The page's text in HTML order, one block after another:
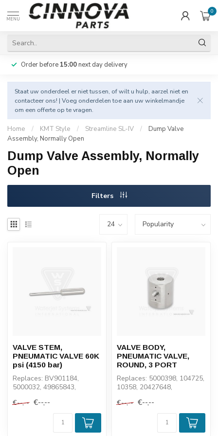
MENU
0
Order before 15:00next day delivery
Staat uw onderdeel er niet tussen, of wilt u hulp, aarzel niet en
contacteer ons! | Voeg onderdelen toe aan uw winkelmandje
om een offerte op te vragen.
Home / KMT Style / Streamline SL-IV /
Dump Valve
Assembly, Normally Open
Dump Valve Assembly, Normally
Open
Filters
VALVE STEM,
PNEUMATIC VALVE 60K
psi (4150 bar)
Replaces: BV901184,
5000032, 49865843,
€--,-- €--,--
VALVE BODY,
PNEUMATIC VALVE,
ROUND, 3 PORT
Replaces: 5000398, 104725,
10358, 20427648,
€--,-- €--,--